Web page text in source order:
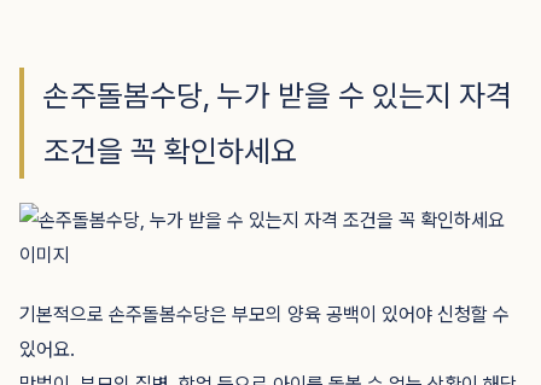
손주돌봄수당, 누가 받을 수 있는지 자격
조건을 꼭 확인하세요
기본적으로 손주돌봄수당은 부모의 양육 공백이 있어야 신청할 수
있어요.